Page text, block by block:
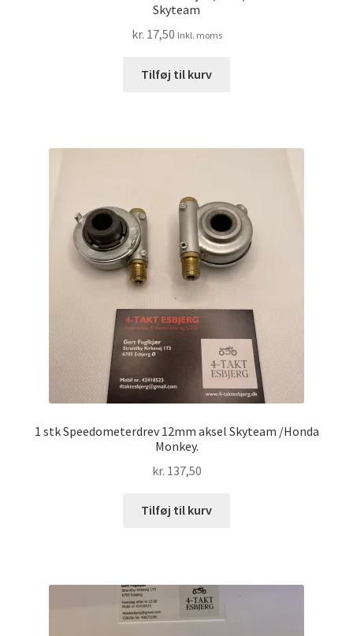
Skyteam
kr. 17,50 Inkl. moms
Tilføj til kurv
1 stk Speedometerdrev 12mm aksel Skyteam /Honda
Monkey.
kr. 137,50
Tilføj til kurv